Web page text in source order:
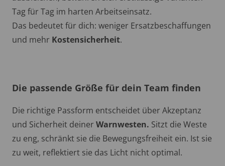
Tag für Tag im harten Arbeitseinsatz.
Das bedeutet für dich: weniger Ersatzbeschaffungen
und mehr Kostensicherheit.
Die passende Größe für dein Team finden
Die richtige Passform entscheidet über Akzeptanz
und Sicherheit deiner Warnwesten. Sitzt die Weste
zu eng, schränkt sie die Bewegungsfreiheit ein. Ist sie
zu weit, reflektiert sie das Licht nicht optimal.